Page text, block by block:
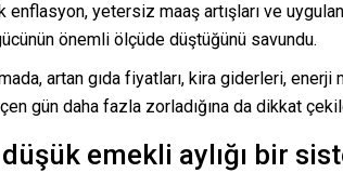
enflasyon, yetersiz maaş artışları ve
önemli ölçüde düştüğünü savundu.
artan gıda fiyatları, kira giderleri,
gün daha fazla zorladığına da dikkat
düşük emekli aylığı bir